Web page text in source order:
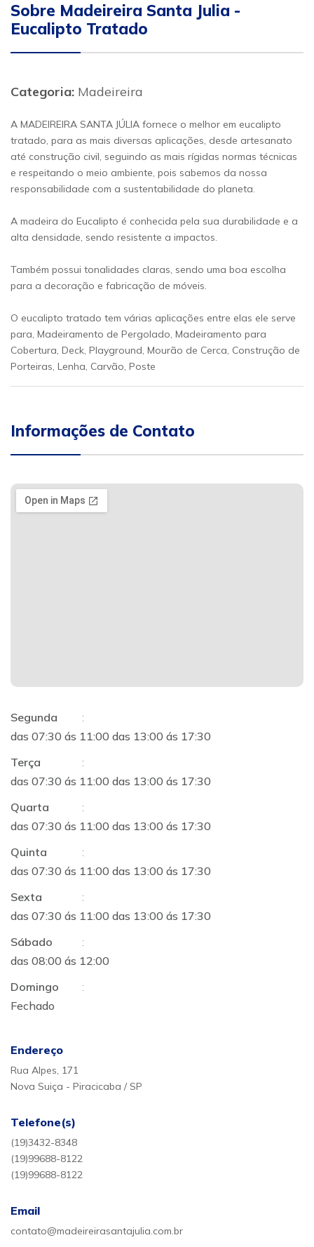
Sobre Madeireira Santa Julia -
Eucalipto Tratado
Categoria: Madeireira
A MADEIREIRA SANTA JÚLIA fornece o melhor em eucalipto
tratado, para as mais diversas aplicações, desde artesanato
até construção civil, seguindo as mais rígidas normas técnicas
e respeitando o meio ambiente, pois sabemos da nossa
responsabilidade com a sustentabilidade do planeta.
A madeira do Eucalipto é conhecida pela sua durabilidade e a
alta densidade, sendo resistente a impactos.
Também possui tonalidades claras, sendo uma boa escolha
para a decoração e fabricação de móveis.
O eucalipto tratado tem várias aplicações entre elas ele serve
para, Madeiramento de Pergolado, Madeiramento para
Cobertura, Deck, Playground, Mourão de Cerca, Construção de
Porteiras, Lenha, Carvão, Poste
Informações de Contato
Segunda
:
das 07:30 ás 11:00 das 13:00 ás 17:30
Terça
:
das 07:30 ás 11:00 das 13:00 ás 17:30
Quarta
:
das 07:30 ás 11:00 das 13:00 ás 17:30
Quinta
:
das 07:30 ás 11:00 das 13:00 ás 17:30
Sexta
:
das 07:30 ás 11:00 das 13:00 ás 17:30
Sábado
:
das 08:00 ás 12:00
Domingo
:
Fechado
Endereço
Rua Alpes, 171
Nova Suiça - Piracicaba / SP
Telefone(s)
(19)3432-8348
(19)99688-8122
(19)99688-8122
Email
contato@madeireirasantajulia.com.br